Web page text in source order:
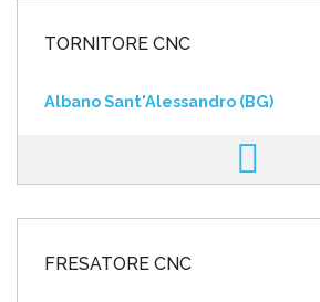
TORNITORE CNC
Albano Sant'Alessandro (BG)
FRESATORE CNC